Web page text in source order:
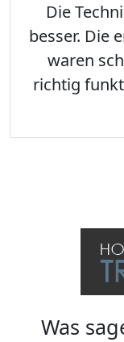
Die
besser. Die
waren
richtig
Was